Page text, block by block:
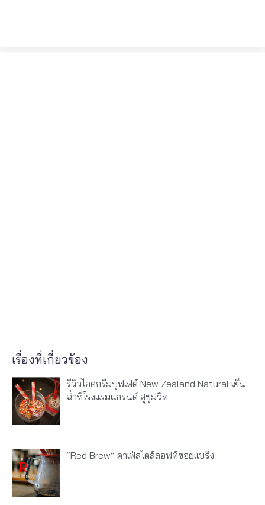
เรื่องที่เกี่ยวข้อง
รีวิวไอศกรีมบุฟเฟ่ต์ New Zealand Natural เย็น
ฉ่ำที่โรงแรมแกรนด์ สุขุมวิท
“Red Brew” คาเฟ่สไตล์ลอฟท์ซอยแบริ่ง